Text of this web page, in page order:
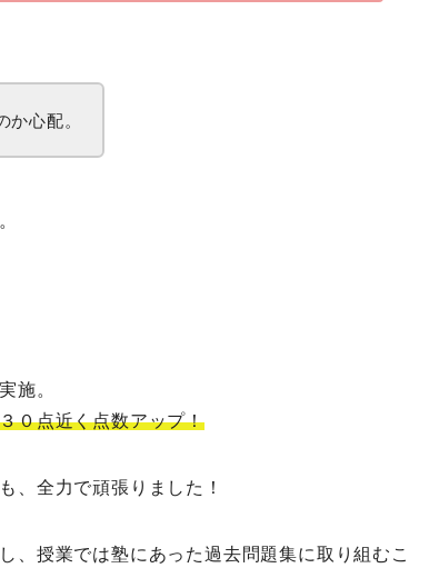
か心配。
施。
０点近く点数アップ！
、全力で頑張りました！
、授業では塾にあった過去問題集に取り組むこ